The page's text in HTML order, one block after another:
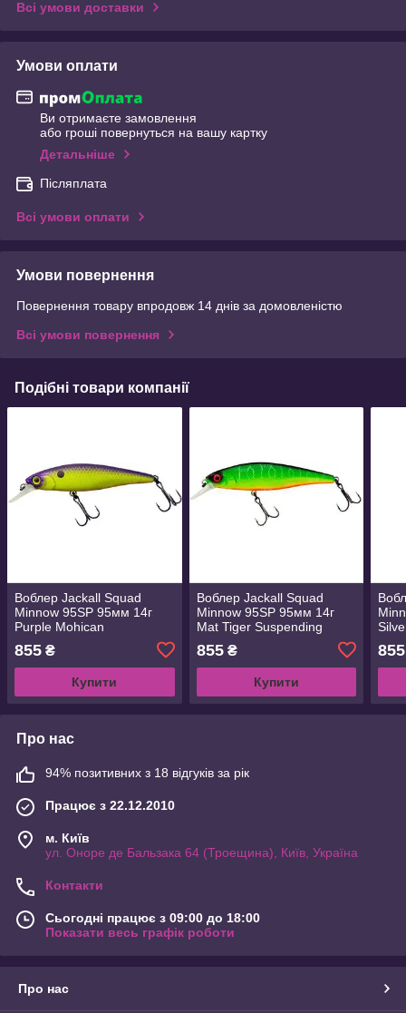
Всі умови доставки
Умови оплати
Ви отримаєте замовлення
або гроші повернуться на вашу картку
Детальніше
Післяплата
Всі умови оплати
Умови повернення
Повернення товару впродовж 14 днів за домовленістю
Всі умови повернення
Подібні товари компанії
Воблер Jackall Squad
Minnow 95SP 95мм 14г
Purple Mohican
4525807079180)
855 ₴
Купити
Воблер Jackall Squad
Minnow 95SP 95мм 14г
Mat Tiger Suspending
4525807032468)
855₴
Купити
855
Про нас
94% позитивних з 18 відгуків за рік
Працює з 22.12.2010
м. Київ
ул. Оноре де Бальзака 64 (Троещина), Київ, Україна
Контакти
Сьогодні працює з 09:00 до 18:00
Показати весь графік роботи
Про нас